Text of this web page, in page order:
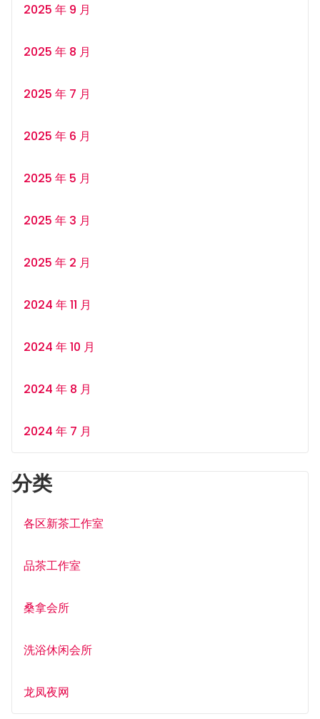
2025 年 9 月
2025 年 8 月
2025 年 7 月
2025 年 6 月
2025 年 5 月
2025 年 3 月
2025 年 2 月
2024 年 11 月
2024 年 10 月
2024 年 8 月
2024 年 7 月
分类
各区新茶工作室
品茶工作室
桑拿会所
洗浴休闲会所
龙凤夜网